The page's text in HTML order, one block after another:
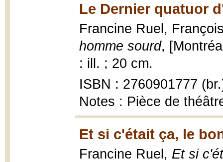
Le Dernier quatuor
Francine Ruel,
homme sourd,
: ill. ; 20 cm.
ISBN : 2760901777
Notes : Pièce de
Et si c'était ça, le
Francine Ruel, Et si